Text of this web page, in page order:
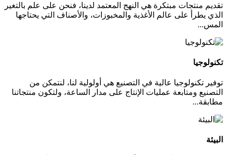
تقديم منتجات مبتكرة هي النهج المعتمد لدينا، فنحن على علم بالتغير
الذي يطرأ على عالم الأغذية والمخبوزات، والأصناف التي يحتاجها
المس...
تكنولوجيا
توفير تكنولوجيا عالية في التصنيع هي أولولية لنا، لنتمكن من
التصنيع ومتابعة عمليات الإنتاج على مدار الساعة، ولتكون منتجاتنا
مطابقة...
البيئة